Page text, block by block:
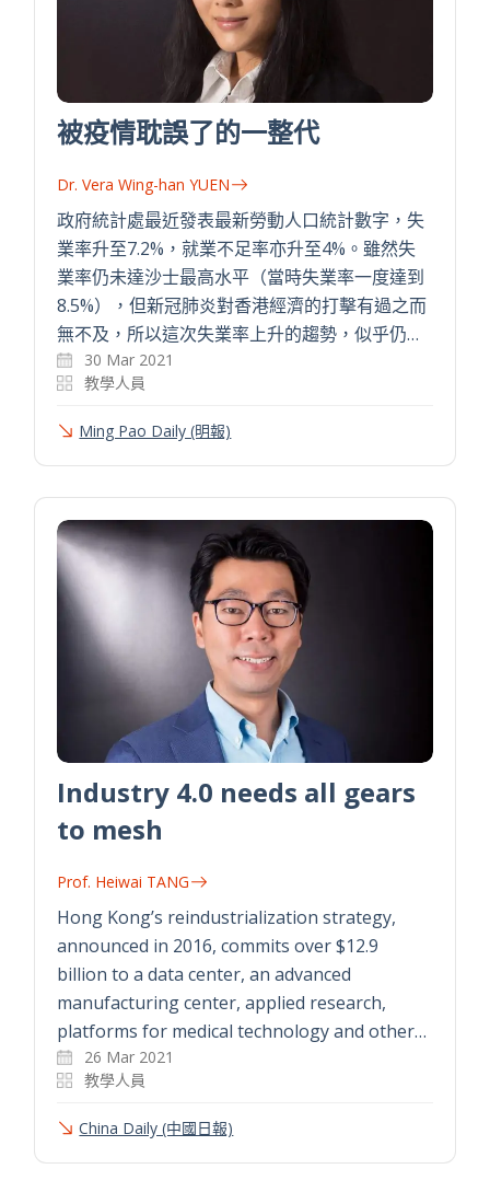
被疫情耽誤了的一整代
Dr. Vera Wing-han YUEN
政府統計處最近發表最新勞動人口統計數字，失
業率升至7.2%，就業不足率亦升至4%。雖然失
業率仍未達沙士最高水平（當時失業率一度達到
8.5%），但新冠肺炎對香港經濟的打擊有過之而
無不及，所以這次失業率上升的趨勢，似乎仍…
30 Mar 2021
教學人員
Ming Pao Daily (明報)
Industry 4.0 needs all gears
to mesh
Prof. Heiwai TANG
Hong Kong’s reindustrialization strategy,
announced in 2016, commits over $12.9
billion to a data center, an advanced
manufacturing center, applied research,
platforms for medical technology and other…
26 Mar 2021
教學人員
China Daily (中國日報)